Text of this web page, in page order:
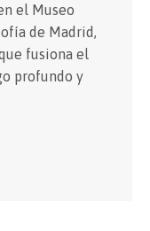
el Museo
de Madrid,
fusiona el
profundo y